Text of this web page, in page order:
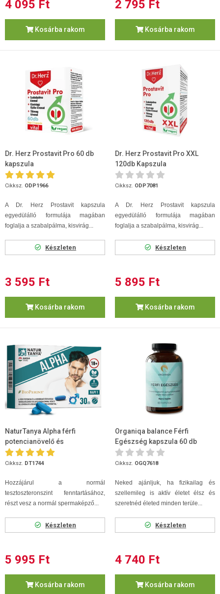
4 095 Ft
Kosárba rakom
2 795 Ft
Kosárba rakom
Dr. Herz Prostavit Pro 60 db
kapszula
Cikksz. ODP1966
A Dr. Herz Prostavit kapszula
egyedülálló formulája magában
foglalja a szabalpálma, kisvirág...
Készleten
3 595 Ft
Kosárba rakom
Dr. Herz Prostavit Pro XXL
120db Kapszula
Cikksz. ODP7081
A Dr. Herz Prostavit kapszula
egyedülálló formulája magában
foglalja a szabalpálma, kisvirág...
Készleten
5 895 Ft
Kosárba rakom
NaturTanya Alpha férfi
potencianövelő és
energetizáló tabletta 30db
Cikksz. DT1744
Hozzájárul a normál
tesztoszteronszint fenntartásához,
részt vesz a normál spermaképző...
Készleten
5 995 Ft
Kosárba rakom
Organiqa balance Férfi
Egészség kapszula 60 db
Cikksz. OGQ7618
Neked ajánljuk, ha fizikailag és
szellemileg is aktív életet élsz és
szeretnéd életed minden terüle...
Készleten
4 740 Ft
Kosárba rakom